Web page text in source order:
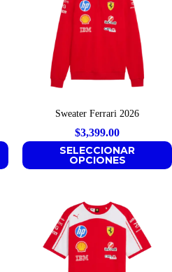
Sweater Ferrari 2026
$3,399.00
SELECCIONAR
OPCIONES